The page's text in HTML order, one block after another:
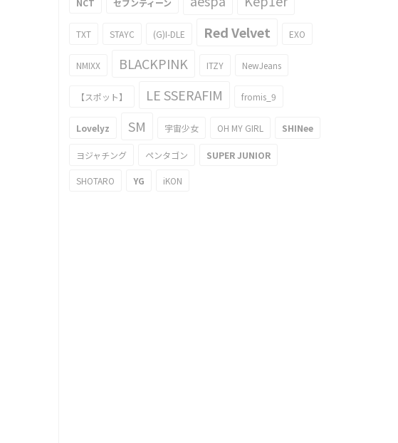
NCT セブンティーン
TXT STAYC (G)I-DLE Red Velvet EXO
NMIXX BLACKPINK ITZY NewJeans
【スポット】 LE SSERAFIM fromis_9
Lovelyz SM 宇宙少女 OH MY GIRL SHINee
ヨジャチング ペンタゴン SUPER JUNIOR
SHOTARO YG iKON